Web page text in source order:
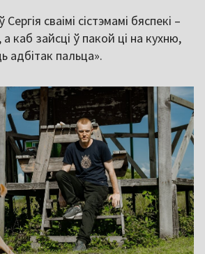
сваімі сістэмамі бяспекі –
каб зайсці ў пакой ці на кухню,
адбітак пальца».